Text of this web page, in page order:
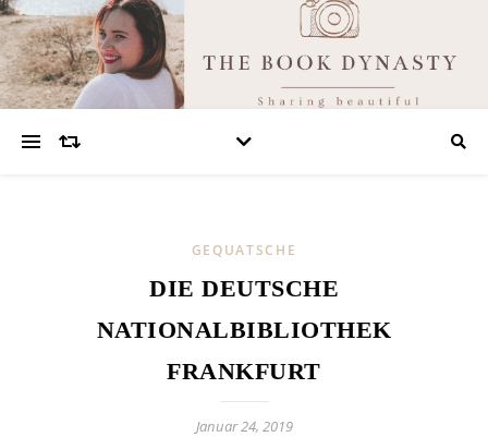
GEQUATSCHE
DIE DEUTSCHE
NATIONALBIBLIOTHEK
FRANKFURT
Januar 24, 2019